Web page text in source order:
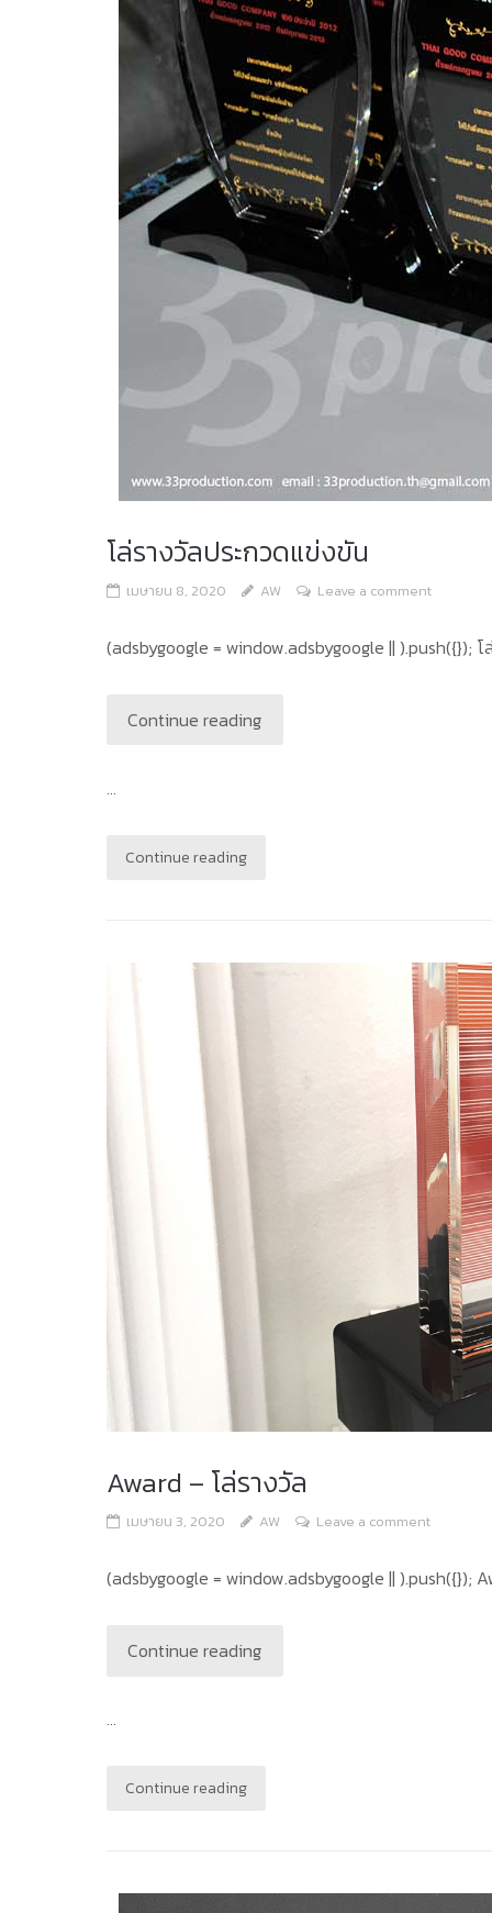
โล่รางวัลประกวดแข่งขัน
เมษายน 8, 2020 AW Leave a comment
(adsbygoogle = window.adsbygoogle || ).push({}); โ
Continue reading
...
Continue reading
Award – โล่รางวัล
เมษายน 3, 2020 AW Leave a comment
(adsbygoogle = window.adsbygoogle || ).push({});
Continue reading
...
Continue reading